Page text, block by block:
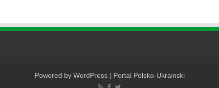
Powered by WordPress| Portal Polsko-Ukrainski